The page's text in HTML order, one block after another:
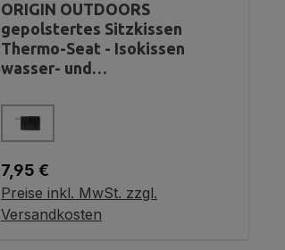
ORIGIN OUTDOORS
gepolstertes Sitzkissen
Thermo-Seat - Isokissen
wasser- und
Farbe
Regulärer Preis:
7,95 €
Preise inkl. MwSt. zzgl.
Versandkosten
Variante wählen